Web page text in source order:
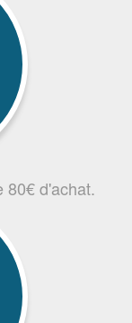
80€ d'achat.